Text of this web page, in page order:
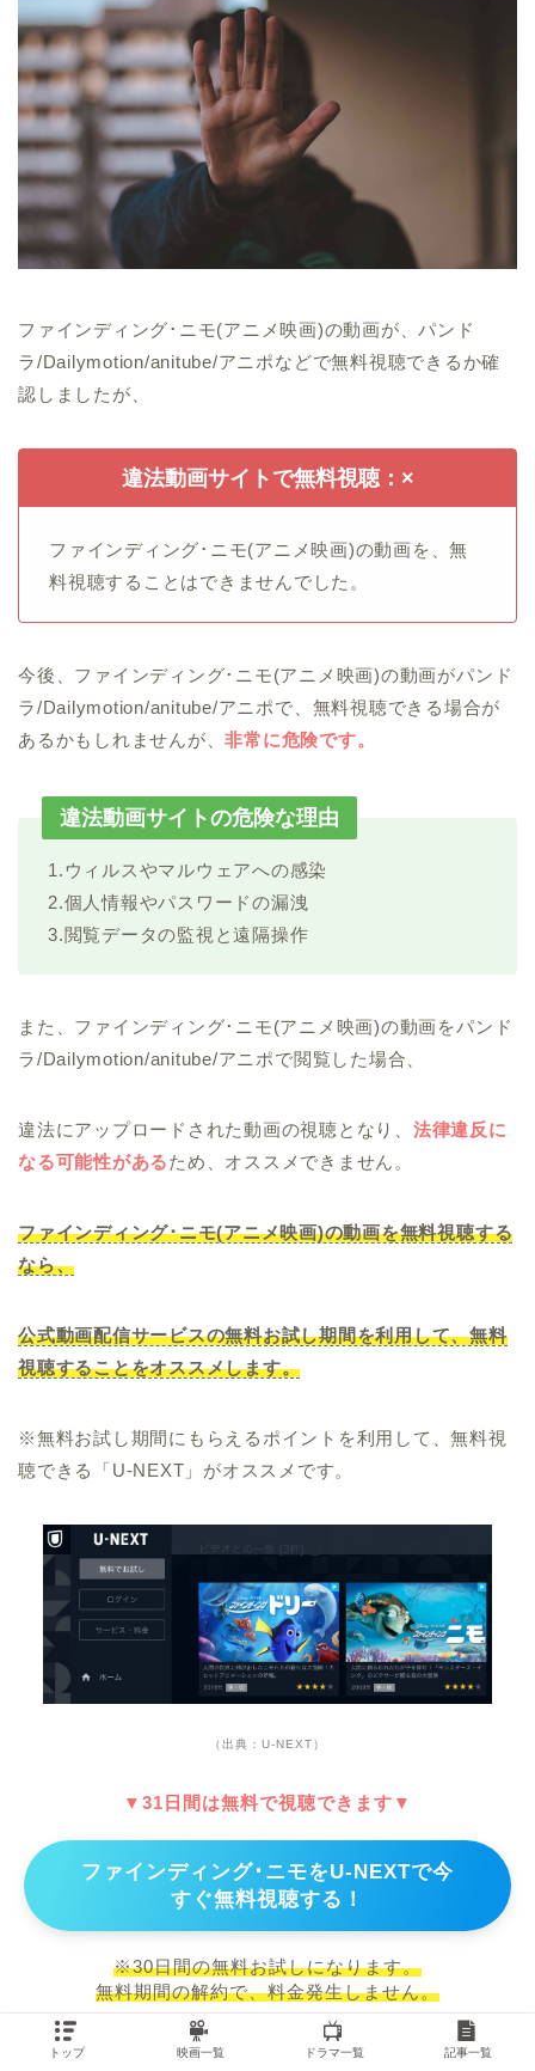
ファインディング･ニモ(アニメ映画)の動画が、パンド
ラ/Dailymotion/anitube/アニポなどで無料視聴できるか確
認しましたが、
違法動画サイトで無料視聴：×
ファインディング･ニモ(アニメ映画)の動画を、無
料視聴することはできませんでした。
今後、ファインディング･ニモ(アニメ映画)の動画がパンド
ラ/Dailymotion/anitube/アニポで、無料視聴できる場合が
あるかもしれませんが、非常に危険です。
違法動画サイトの危険な理由
1.ウィルスやマルウェアへの感染
2.個人情報やパスワードの漏洩
3.閲覧データの監視と遠隔操作
また、ファインディング･ニモ(アニメ映画)の動画をパンド
ラ/Dailymotion/anitube/アニポで閲覧した場合、
違法にアップロードされた動画の視聴となり、 法律違反に
なる可能性があるため、オススメできません。
ファインディング･ニモ(アニメ映画)の動画を無料視聴する
なら、
公式動画配信サービスの無料お試し期間を利用して、無料
視聴することをオススメします。
※無料お試し期間にもらえるポイントを利用して、無料視
聴できる「U-NEXT」がオススメです。
（出典：U-NEXT）
▼31日間は無料で視聴できます▼
ファインディング･ニモをU-NEXTで今
すぐ無料視聴する！
※30日間の無料お試しになります。
無料期間の解約で、料金発生しません。
トップ 映画一覧 ドラマ一覧 記事一覧